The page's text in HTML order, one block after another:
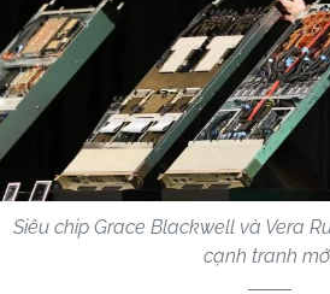
Siêu chip Grace Blackwell và Vera
cạnh tranh